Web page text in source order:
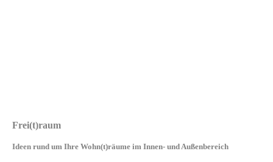
Frei(t)raum
Ideen rund um Ihre Wohn(t)räume im Innen- und Außenbereich